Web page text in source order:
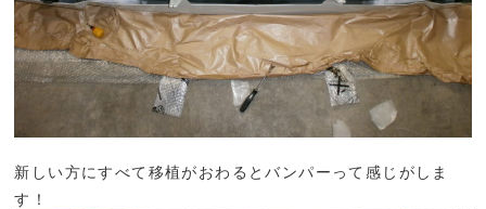
新しい方にすべて移植がおわるとバンパーって感じがしま
す！